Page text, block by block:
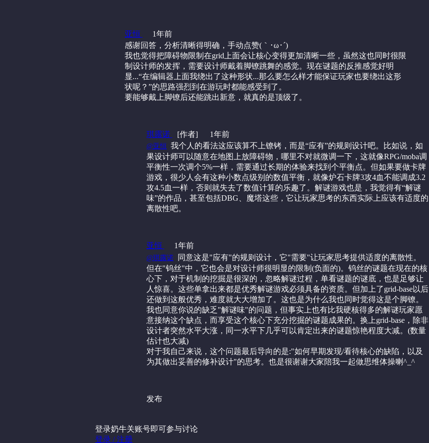
亚恒
1年前
感谢回答，分析清晰得明确，手动点赞(｀･ω･´)ゞ
我也觉得把障碍物限制在grid上面会让核心变得更加清晰一些，虽然这也同时很限
制设计师的发挥，需要设计师戴着脚镣跳舞的感觉。现在谜题的反推感觉好明
显...“在编辑器上面我绕出了这种形状...那么要怎么样才能保证玩家也要绕出这形
状呢？”的思路强烈到在游玩时都能感受到了。
要能够戴上脚镣后还能跳出新意，就真的是顶级了。
琪露诺 [作者] 1年前
@亚恒 ‍ 我个人的看法这应该算不上镣铐，而是“应有”的规则设计吧。比如说，如
果设计师可以随意在地图上放障碍物，哪里不对就微调一下，这就像RPG/moba调
平衡性一次调个5%一样，需要通过长期的体验来找到个平衡点。但如果要做卡牌
游戏，很少人会有这种小数点级别的数值平衡，就像炉石卡牌3攻4血不能调成3.2
攻4.5血一样，否则就失去了数值计算的乐趣了。解谜游戏也是，我觉得有“解谜
味”的作品，甚至包括DBG、魔塔这些，它让玩家思考的东西实际上应该有适度的
离散性吧。
亚恒 1年前
@琪露诺
‍ 同意这是"应有"的规则设计，它"需要"让玩家思考提供适度的离散性。
但在"钨丝"中，它也会是对设计师很明显的限制(负面的)。钨丝的谜题在现在的核
心下，对于机制的挖掘是很深的，忽略解谜过程，单看谜题的谜底，也是足够让
人惊喜。这些单拿出来都是优秀解谜游戏必须具备的资质。但加上了grid-base以后
还做到这般优秀，难度就大大增加了。这也是为什么我也同时觉得这是个脚镣。
我也同意你说的缺乏"解谜味"的问题，但事实上也有比我硬核得多的解谜玩家愿
意接纳这个缺点，而享受这个核心下充分挖掘的谜题成果的。换上grid-base，除非
设计者突然水平大涨，同一水平下几乎可以肯定出来的谜题惊艳程度大减。(数量
估计也大减)
对于我自己来说，这个问题最后导向的是:"如何早期发现/看待核心的缺陷，以及
为其做出妥善的修补设计"的思考。也是很谢谢大家陪我一起做思维体操喇^_^
发布
登录奶牛关账号即可参与讨论
登录 / 注册